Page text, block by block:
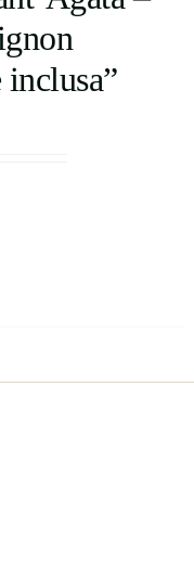
inclusa”